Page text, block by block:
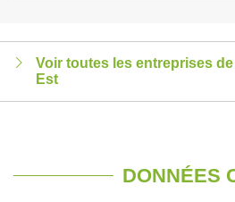
Voir toutes les entreprises
Est
DONNÉES